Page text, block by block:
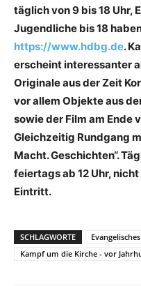
täglich von 9 bis 18 Uhr,
Jugendliche bis 18
https://www.hdbg.de.
erscheint interessanter
Originale aus der Zeit
vor allem Objekte aus
sowie der Film am Ende
Gleichzeitig Rundgang
Macht. Geschichten“.
feiertags ab 12 Uhr,
Eintritt.
SCHLAGWORTE
Kampf um die Kirche - vor